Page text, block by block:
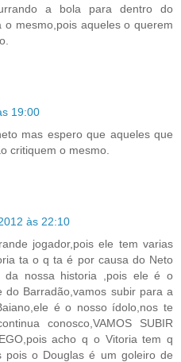
a bola para dentro do
o mesmo,pois aqueles o querem
19:00
mas espero que aqueles que
critiquem o mesmo.
às 22:10
jogador,pois ele tem varias
ta o q ta é por causa do Neto
da nossa historia ,pois ele é o
do Barradão,vamos subir para a
é o nosso ídolo,nos te
conosco,VAMOS SUBIR
acho q o Vitoria tem q
pois o Douglas é um goleiro de